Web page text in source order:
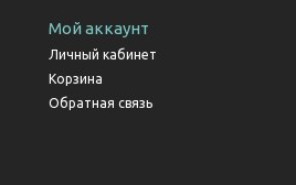
Мой аккаунт
Личный кабинет
Корзина
Обратная связь